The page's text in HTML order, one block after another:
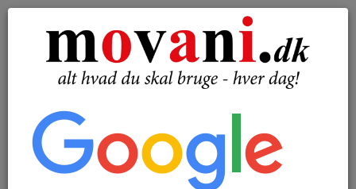
Toggle